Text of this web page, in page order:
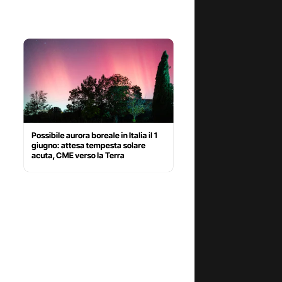
Possibile aurora boreale in Italia il 1
giugno: attesa tempesta solare
acuta, CME verso la Terra